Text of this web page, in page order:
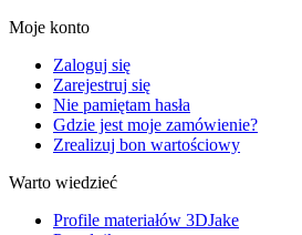
Moje konto
Zaloguj się
Zarejestruj się
Nie pamiętam hasła
Gdzie jest moje zamówienie?
Zrealizuj bon wartościowy
Warto wiedzieć
Profile materiałów 3DJake